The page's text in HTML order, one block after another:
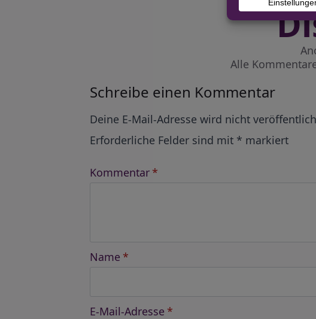
Alle
Schreibe einen Kommentar
Deine E-Mail-Adresse wird nicht
Erforderliche Felder sind mit * markiert
Kommentar *
Name *
E-Mail-Adresse *